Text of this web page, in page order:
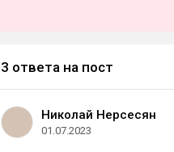
3 ответа на пост
Николай Нерсесян
01.07.2023